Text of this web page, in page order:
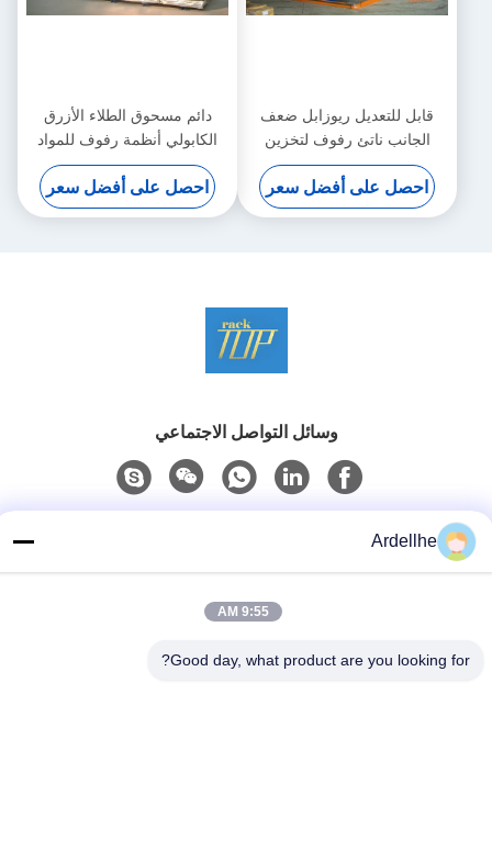
قابل للتعديل ريوزابل ضعف
الجانب ناتئ رفوف لتخزين
البلاستيك
احصل على أفضل سعر
دائم مسحوق الطلاء الأزرق
الكابولي أنظمة رفوف للمواد
طويلة
احصل على أفضل سعر
وسائل التواصل الاجتماعي
تيل
Ardellhe
9:55 AM
Good day, what product are you looking for?